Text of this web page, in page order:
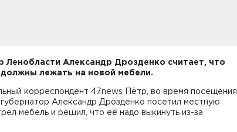
Ленобласти Александр Дрозденко считает, что
должны лежать на новой мебели.
корреспондент 47news Пётр, во время посещения
Александр Дрозденко посетил местную
мебель и решил, что её надо выкинуть из-за